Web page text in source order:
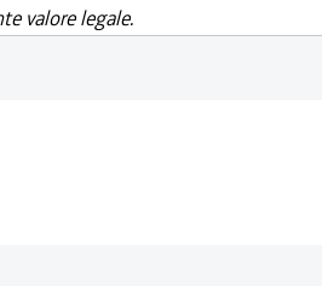
valore legale.